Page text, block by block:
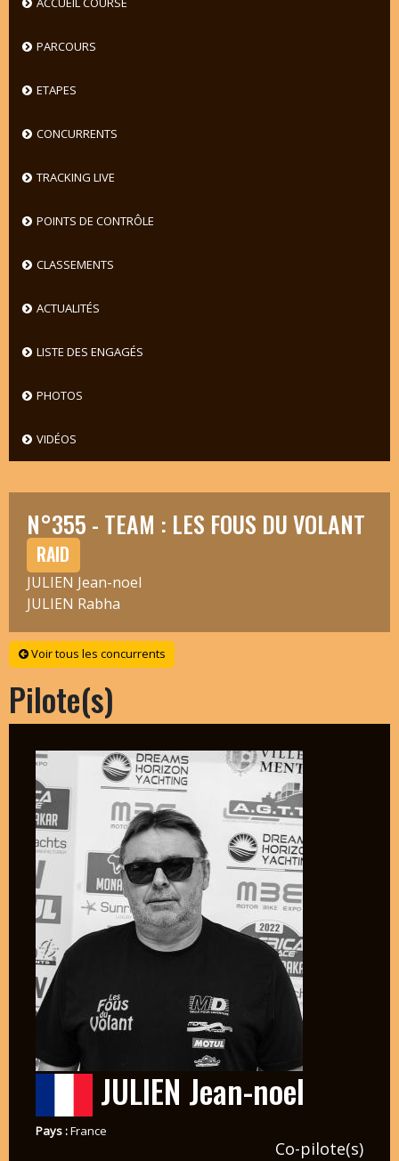
PARCOURS
ETAPES
CONCURRENTS
TRACKING LIVE
POINTS DE CONTRÔLE
CLASSEMENTS
ACTUALITÉS
LISTE DES ENGAGÉS
PHOTOS
VIDÉOS
N°355 - TEAM : LES FOUS DU VOLANT
RAID
JULIEN Jean-noel
JULIEN Rabha
Voir tous les concurrents
Pilote(s)
JULIEN Jean-noel
Pays :France
Co-pilote(s)